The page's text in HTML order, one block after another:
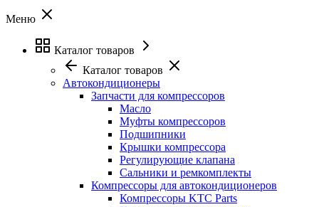
Меню
Каталог товаров
Каталог товаров
Автокондиционеры
Запчасти для компрессоров
Масло
Муфты компрессоров
Подшипники
Крышки компрессора
Регулирующие клапана
Сальники и ремкомплекты
Компрессоры для автокондиционеров
Компрессоры KTC Parts